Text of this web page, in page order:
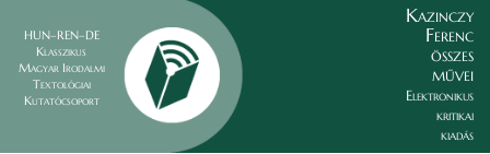
HUN–REN–DE
Klasszikus
Magyar Irodalmi
Textológiai
Kutatócsoport
Kazinczy
Ferenc
összes
művei
Elektronikus
kritikai
kiadás